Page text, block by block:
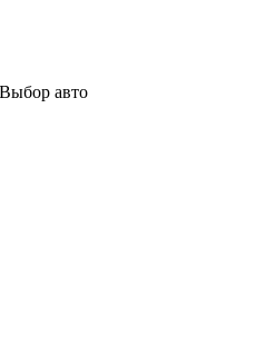
Выбор авто